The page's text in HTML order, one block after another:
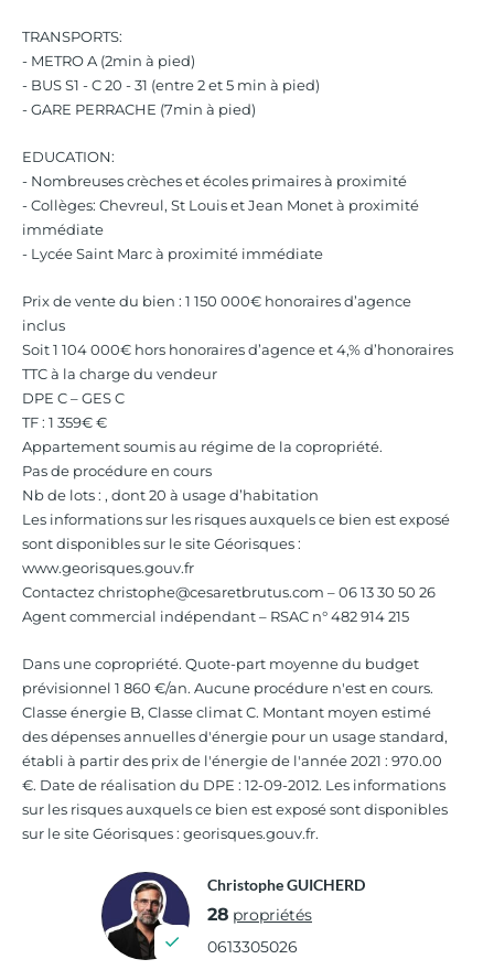
TRANSPORTS:
- METRO A (2min à pied)
- BUS S1 - C 20 - 31 (entre 2 et 5 min à pied)
- GARE PERRACHE (7min à pied)
EDUCATION:
- Nombreuses crèches et écoles primaires à proximité
- Collèges: Chevreul, St Louis et Jean Monet à proximité
immédiate
- Lycée Saint Marc à proximité immédiate
Prix de vente du bien : 1 150 000€ honoraires d’agence
inclus
Soit 1 104 000€ hors honoraires d’agence et 4,% d’honoraires
TTC à la charge du vendeur
DPE C – GES C
TF : 1 359€ €
Appartement soumis au régime de la copropriété.
Pas de procédure en cours
Nb de lots : , dont 20 à usage d’habitation
Les informations sur les risques auxquels ce bien est exposé
sont disponibles sur le site Géorisques :
www.georisques.gouv.fr
Contactez christophe@cesaretbrutus.com – 06 13 30 50 26
Agent commercial indépendant – RSAC n° 482 914 215
Dans une copropriété. Quote-part moyenne du budget
prévisionnel 1 860 €/an. Aucune procédure n'est en cours.
Classe énergie B, Classe climat C. Montant moyen estimé
des dépenses annuelles d'énergie pour un usage standard,
établi à partir des prix de l'énergie de l'année 2021 : 970.00
€. Date de réalisation du DPE : 12-09-2012. Les informations
sur les risques auxquels ce bien est exposé sont disponibles
sur le site Géorisques : georisques.gouv.fr.
Christophe GUICHERD
28 propriétés
0613305026